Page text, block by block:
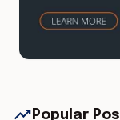
trending_up Popular